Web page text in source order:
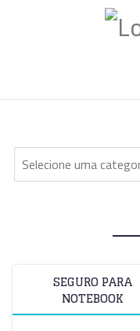
SEGURO PARA
NOTEBOOK